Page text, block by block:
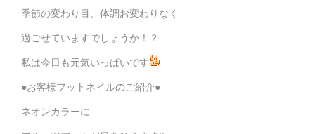
季節の変わり目、体調お変わりなく
過ごせていますでしょうか！？
私は今日も元気いっぱいです
●お客様フットネイルのご紹介●
ネオンカラーに